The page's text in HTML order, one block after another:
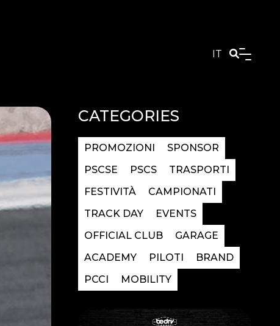
IT
CATEGORIES
PROMOZIONI
SPONSOR
PSCSE
PSCS
TRASPORTI
FESTIVITÀ
CAMPIONATI
TRACK DAY
EVENTS
OFFICIAL CLUB
GARAGE
ACADEMY
PILOTI
BRAND
PCCI
MOBILITY